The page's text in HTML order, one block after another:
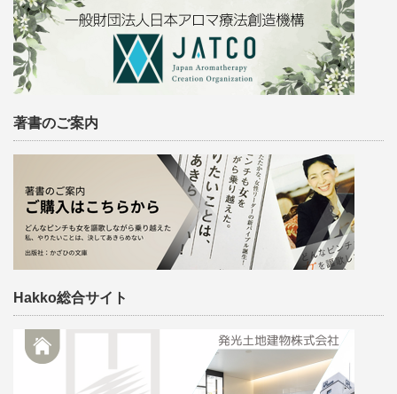
著書のご案内
Hakko総合サイト